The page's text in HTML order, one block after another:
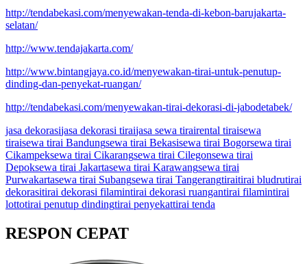
http://tendabekasi.com/menyewakan-tenda-di-kebon-barujakarta-
selatan/
http://www.tendajakarta.com/
http://www.bintangjaya.co.id/menyewakan-tirai-untuk-penutup-
dinding-dan-penyekat-ruangan/
http://tendabekasi.com/menyewakan-tirai-dekorasi-di-jabodetabek/
jasa dekorasijasa dekorasi tiraijasa sewa tirairental tiraisewa
tiraisewa tirai Bandungsewa tirai Bekasisewa tirai Bogorsewa tirai
Cikampeksewa tirai Cikarangsewa tirai Cilegonsewa tirai
Depoksewa tirai Jakartasewa tirai Karawangsewa tirai
Purwakartasewa tirai Subangsewa tirai Tangerangtiraitirai bludrutirai
dekorasitirai dekorasi filamintirai dekorasi ruangantirai filamintirai
lottotirai penutup dindingtirai penyekattirai tenda
RESPON CEPAT